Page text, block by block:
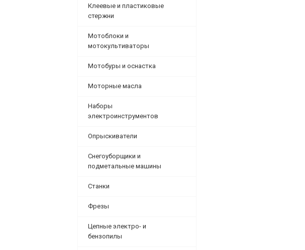
Клеевые и пластиковые
стержни
Мотоблоки и
мотокультиваторы
Мотобуры и оснастка
Моторные масла
Наборы
электроинструментов
Опрыскиватели
Снегоуборщики и
подметальные машины
Станки
Фрезы
Цепные электро- и
бензопилы